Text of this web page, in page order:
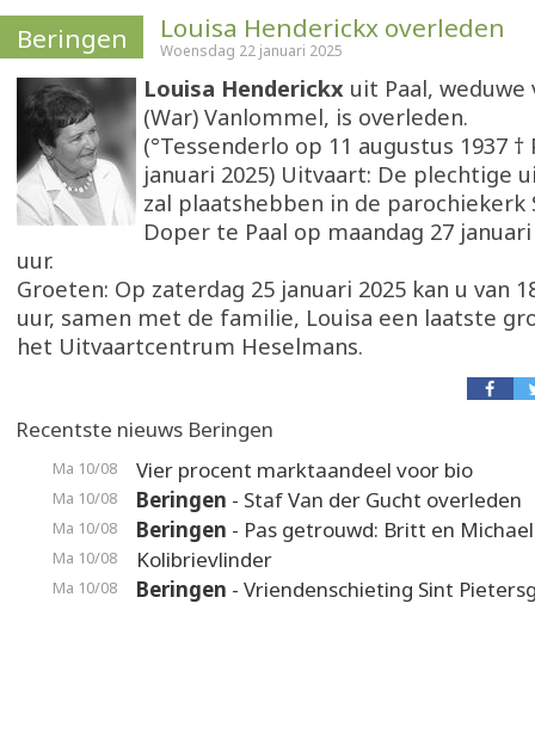
Beringen Louisa Henderickx overleden
Woensdag 22 januari 2025
Louisa Henderickx uit Paal, weduwe
(War) Vanlommel, is overleden.
(°Tessenderlo op 11 augustus 1937 †
januari 2025) Uitvaart: De plechtige
zal plaatshebben in de parochiekerk
Doper te Paal op maandag 27 januari
uur.
Groeten: Op zaterdag 25 januari 2025 kan u van
uur, samen met de familie, Louisa een laatste
het Uitvaartcentrum Heselmans.
Recentste nieuws Beringen
Ma 10/08 Vier procent marktaandeel voor bio
Ma 10/08 Beringen - Staf Van der Gucht overleden
Ma 10/08 Beringen - Pas getrouwd: Britt en Michael
Ma 10/08 Kolibrievlinder
Ma 10/08 Beringen - Vriendenschieting Sint